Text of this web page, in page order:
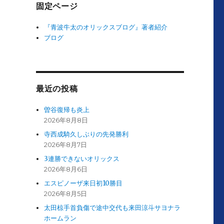
固定ページ
『青波牛太のオリックスブログ』著者紹介
ブログ
最近の投稿
曽谷復帰も炎上
2026年8月8日
寺西成騎久しぶりの先発勝利
2026年8月7日
3連勝できないオリックス
2026年8月6日
エスピノーザ来日初10勝目
2026年8月5日
太田椋手首負傷で途中交代も来田涼斗サヨナラ
ホームラン